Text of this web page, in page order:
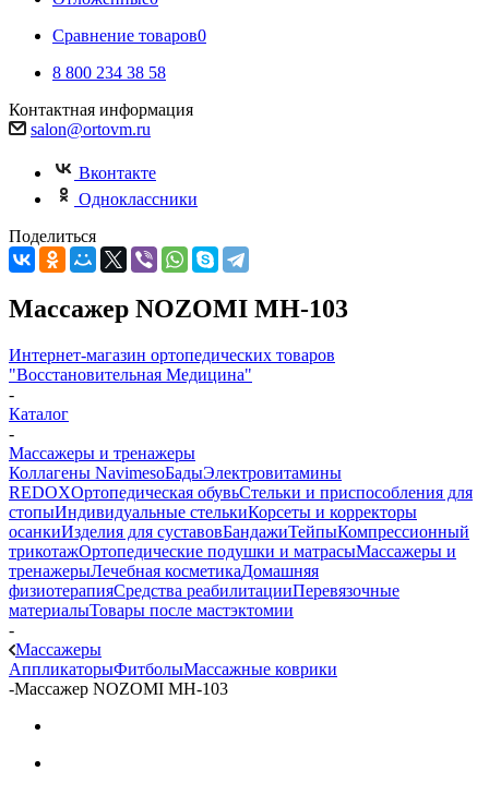
Сравнение товаров0
8 800 234 38 58
Контактная информация
salon@ortovm.ru
Вконтакте
Одноклассники
Поделиться
Массажер NOZOMI MH-103
Интернет-магазин ортопедических товаров
"Восстановительная Медицина"
-
Каталог
-
Массажеры и тренажеры
Коллагены NavimesoБадыЭлектровитамины
REDOXОртопедическая обувьСтельки и приспособления для
стопыИндивидуальные стелькиКорсеты и корректоры
осанкиИзделия для суставовБандажиТейпыКомпрессионный
трикотажОртопедические подушки и матрасыМассажеры и
тренажерыЛечебная косметикаДомашняя
физиотерапияСредства реабилитацииПеревязочные
материалыТовары после мастэктомии
-
Массажеры
АппликаторыФитболыМассажные коврики
-Массажер NOZOMI MH-103